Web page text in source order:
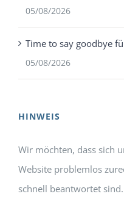
05/08/2026
Time to say goodbye
05/08/2026
HINWEIS
Wir möchten, dass sich
Website problemlos
schnell beantwortet